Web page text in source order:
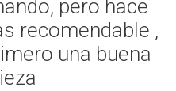
pero hace
recomendable ,
una buena